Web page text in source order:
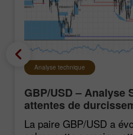
Analyse technique
GBP/USD – Analyse
attentes de
du FOMC restent
La paire GBP/USD a